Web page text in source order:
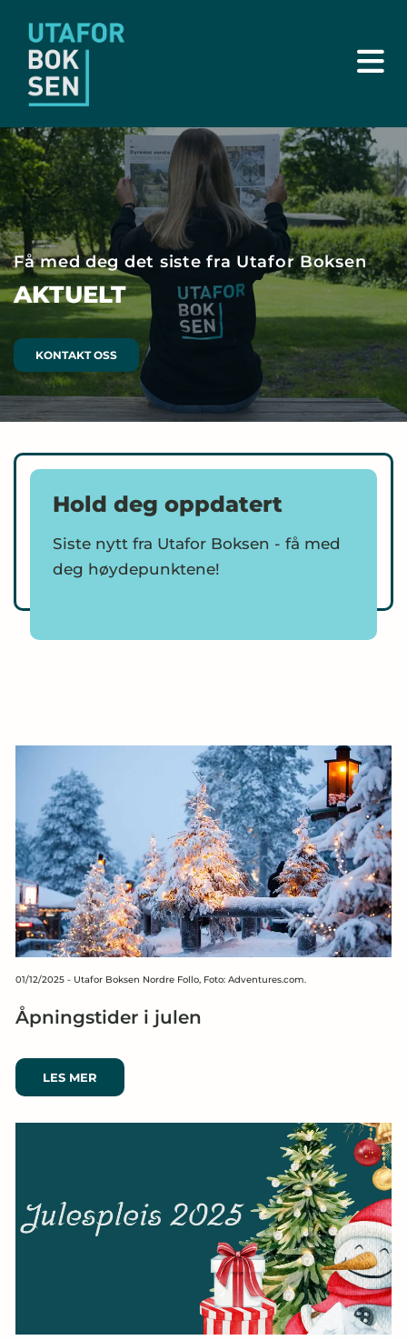
Få med deg det siste fra Utafor Boksen
AKTUELT
KONTAKT OSS
Hold deg oppdatert
Siste nytt fra Utafor Boksen - få med
deg høydepunktene!
01/12/2025 - Utafor Boksen Nordre Follo, Foto: Adventures.com.
Åpningstider i julen
LES MER